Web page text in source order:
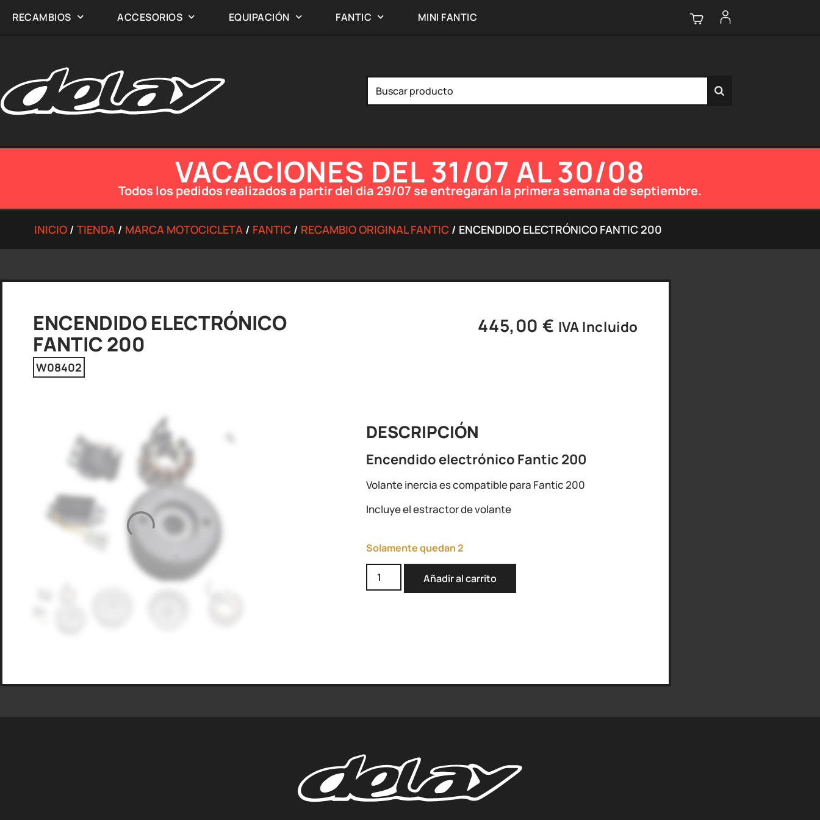
RECAMBIOS ACCESORIOS EQUIPACIÓN FANTIC MINI FANTIC
VACACIONES DEL 31/07 AL 30/08
Todos los pedidos realizados a partir del dia 29/07 se entregarán la primera semana de septiembre.
INICIO/ TIENDA/ MARCA MOTOCICLETA/ FANTIC/ RECAMBIO ORIGINAL FANTIC/ ENCENDIDO ELECTRÓNICO FANTIC 200
ENCENDIDO ELECTRÓNICO
FANTIC 200
W08402
445,00 € IVA Incluido
DESCRIPCIÓN
Encendido electrónico Fantic 200
Volante inercia es compatible para Fantic 200
Incluye el estractor de volante
Solamente quedan 2
Añadir al carrito